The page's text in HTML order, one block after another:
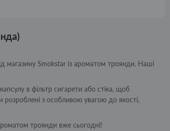
магазину Smokstar із ароматом троянди. Наші
в фільтр сигарети або стіка, щоб
з особливою увагою до якості,
троянди вже сьогодні!